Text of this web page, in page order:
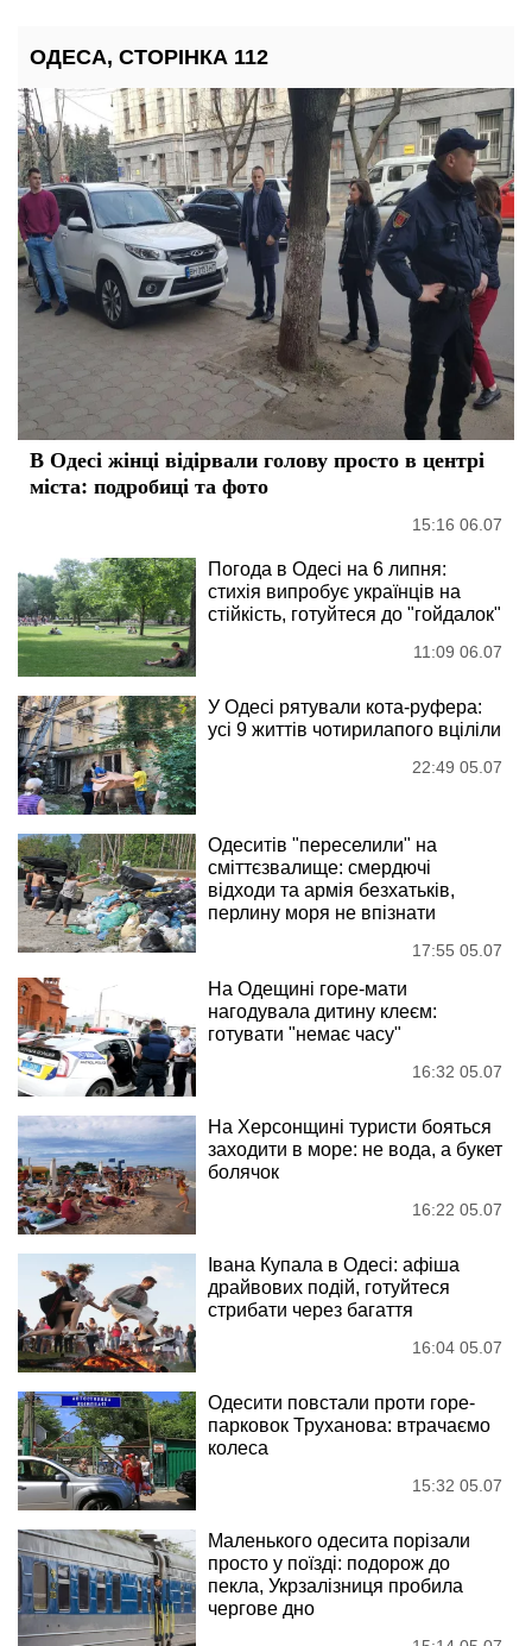
ОДЕСА, СТОРІНКА 112
В Одесі жінці відірвали голову просто в центрі
міста: подробиці та фото
15:16 06.07
Погода в Одесі на 6 липня:
стихія випробує українців на
стійкість, готуйтеся до "гойдалок"
11:09 06.07
У Одесі рятували кота-руфера:
усі 9 життів чотирилапого вціліли
22:49 05.07
Одеситів "переселили" на
сміттєзвалище: смердючі
відходи та армія безхатьків,
перлину моря не впізнати
17:55 05.07
На Одещині горе-мати
нагодувала дитину клеєм:
готувати "немає часу"
16:32 05.07
На Херсонщині туристи бояться
заходити в море: не вода, а букет
болячок
16:22 05.07
Івана Купала в Одесі: афіша
драйвових подій, готуйтеся
стрибати через багаття
16:04 05.07
Одесити повстали проти горе-
парковок Труханова: втрачаємо
колеса
15:32 05.07
Маленького одесита порізали
просто у поїзді: подорож до
пекла, Укрзалізниця пробила
чергове дно